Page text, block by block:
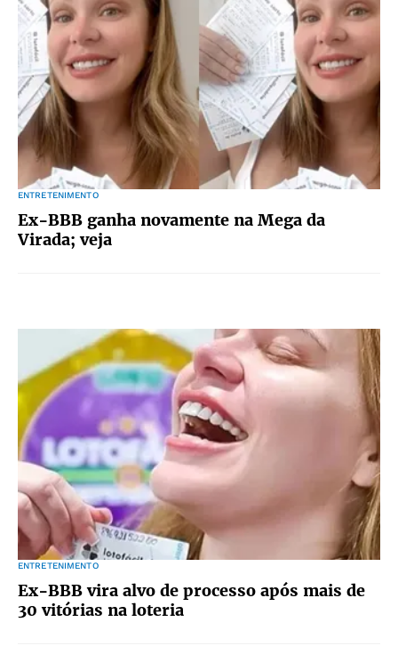
ENTRETENIMENTO
Ex-BBB ganha novamente na Mega da
Virada; veja
ENTRETENIMENTO
Ex-BBB vira alvo de processo após mais de
30 vitórias na loteria